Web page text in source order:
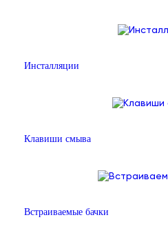
Инсталляции
Клавиши смыва
Встраиваемые бачки